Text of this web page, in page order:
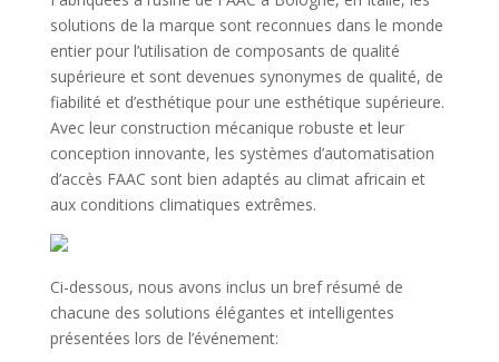
solutions de la marque sont reconnues dans le monde
entier pour l’utilisation de composants de qualité
supérieure et sont devenues synonymes de qualité, de
fiabilité et d’esthétique pour une esthétique supérieure.
Avec leur construction mécanique robuste et leur
conception innovante, les systèmes d’automatisation
d’accès FAAC sont bien adaptés au climat africain et
aux conditions climatiques extrêmes.
Ci-dessous, nous avons inclus un bref résumé de
chacune des solutions élégantes et intelligentes
présentées lors de l’événement: